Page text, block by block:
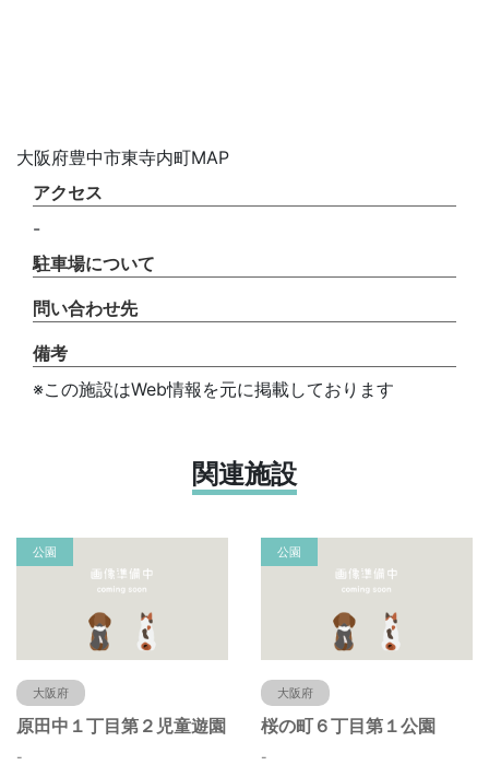
大阪府豊中市東寺内町MAP
アクセス
-
駐車場について
問い合わせ先
備考
※この施設はWeb情報を元に掲載しております
関連施設
公園
大阪府
原田中１丁目第２児童遊園
-
公園
大阪府
桜の町６丁目第１公園
-